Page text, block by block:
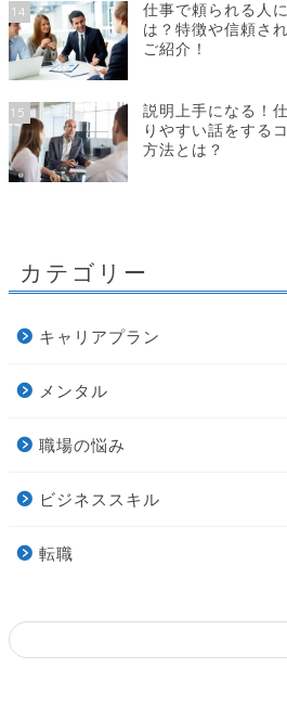
14
仕事で頼られる人
は？特徴や信頼さ
ご紹介！
15
説明上手になる！
りやすい話をする
方法とは？
カテゴリー
キャリアプラン
メンタル
職場の悩み
ビジネススキル
転職